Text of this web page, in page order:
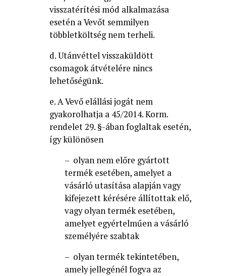
visszatérítési mód alkalmazása
esetén a Vevőt semmilyen
többletköltség nem terheli.
d. Utánvéttel visszaküldött
csomagok átvételére nincs
lehetőségünk.
e. A Vevő elállási jogát nem
gyakorolhatja a 45/2014. Korm.
rendelet 29. §-ában foglaltak esetén,
így különösen
– olyan nem előre gyártott
termék esetében, amelyet a
vásárló utasítása alapján vagy
kifejezett kérésére állítottak elő,
vagy olyan termék esetében,
amelyet egyértelműen a vásárló
személyére szabtak
– olyan termék tekintetében,
amely jellegénél fogva az